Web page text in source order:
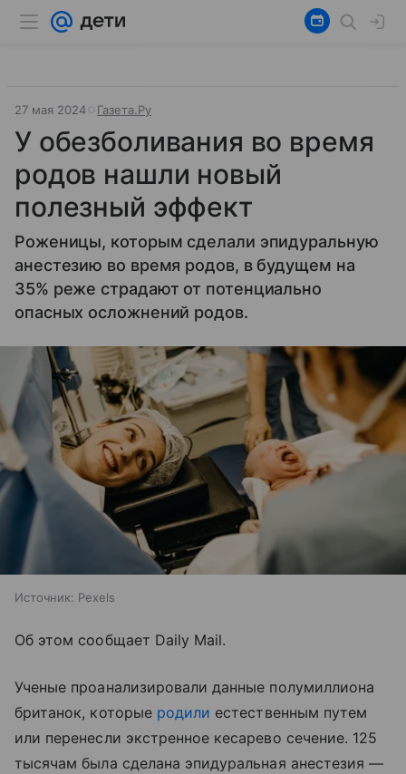
27 мая 2024 Газета.Ру
У обезболивания во время
родов нашли новый
полезный эффект
Роженицы, которым сделали эпидуральную
анестезию во время родов, в будущем на
35% реже страдают от потенциально
опасных осложнений родов.
Источник: Pexels
Об этом сообщает Daily Mail.
Ученые проанализировали данные полумиллиона
британок, которые родили естественным путем
или перенесли экстренное кесарево сечение. 125
тысячам была сделана эпидуральная анестезия —